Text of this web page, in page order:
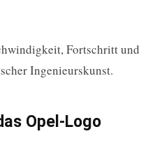
Fortschritt und
Ingenieurskunst.
Opel-Logo